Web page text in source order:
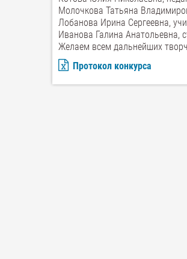
Молочкова Татьяна
Лобанова Ирина Сергеевна,
Иванова Галина
Желаем всем дальнейших
Протокол конкурса